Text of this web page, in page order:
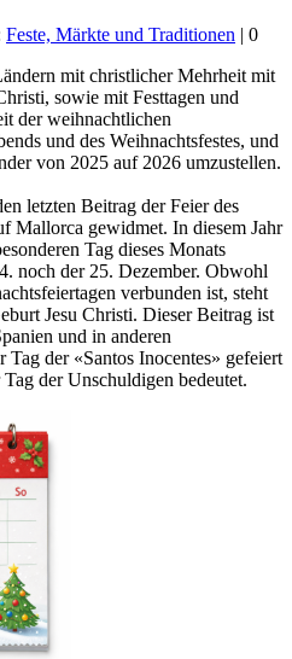
Feste, Märkte und Traditionen | 0
mit christlicher Mehrheit mit
sowie mit Festtagen und
der weihnachtlichen
und des Weihnachtsfestes, und
von 2025 auf 2026 umzustellen.
letzten Beitrag der Feier des
Mallorca gewidmet. In diesem Jahr
Tag dieses Monats
noch der 25. Dezember. Obwohl
verbunden ist, steht
Jesu Christi. Dieser Beitrag ist
und in anderen
Tag der «Santos Inocentes» gefeiert
der Unschuldigen bedeutet.